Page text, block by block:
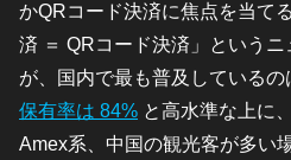
かQRコード決済に焦点を当て
済 ＝ QRコード決済」という
が、国内で最も普及しているの
保有率は 84% と高水準な上に
Amex系、中国の観光客が多い